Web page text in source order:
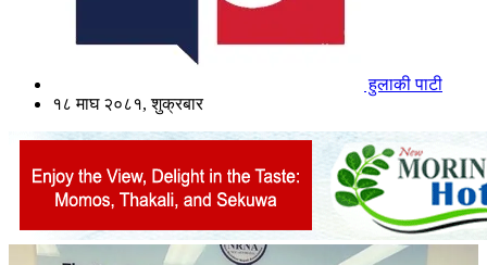
हुलाकी पाटी
१८ माघ २०८१, शुक्रबार